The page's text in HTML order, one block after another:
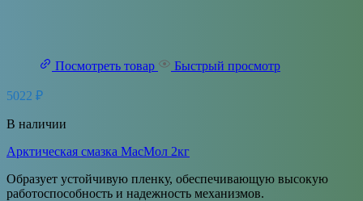
Посмотреть товар Быстрый просмотр
5022 ₽
В наличии
Арктическая смазка МасМол 2кг
Образует устойчивую пленку, обеспечивающую высокую
работоспособность и надежность механизмов.